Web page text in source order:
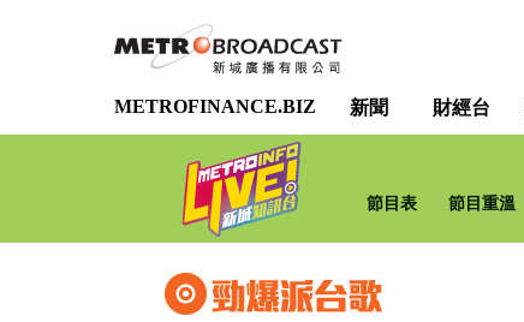
METROFINANCE.BIZ 新聞 財經台
節目表 節目重溫